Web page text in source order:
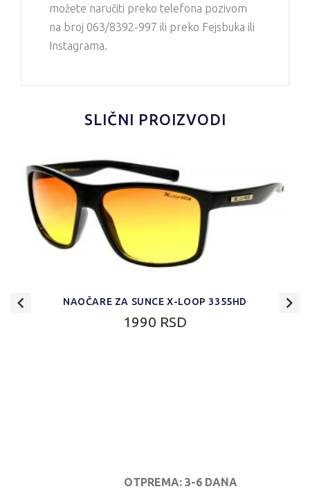
možete naručiti preko telefona pozivom
na broj 063/8392-997 ili preko Fejsbuka ili
Instagrama.
SLIČNI PROIZVODI
NAOČARE ZA SUNCE X-LOOP 3355HD
1990 RSD
OTPREMA: 3-6 DANA